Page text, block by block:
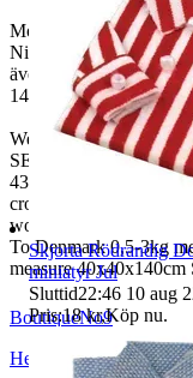
Moms ingår i våra
Ni kan
även fråga om faktura
14 dagars full returrätt
We also ship abroad
SEK, 100 gr
43 SEK, 250gr 85
crown
worldwide price freight)
To Denmark 0,5-3kg
measure
BoutiqueNo9
Helsingborg,Sverige
Skjorta Rödrandig
miniatyr Jul
Sluttid22:46 10 aug
Pris:18 kr,Köp nu.